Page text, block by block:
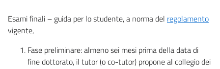
Esami finali – guida per lo studente, a norma del regolamento
vigente,
Fase preliminare: almeno sei mesi prima della data di
fine dottorato, il tutor (o co-tutor) propone al collegio dei